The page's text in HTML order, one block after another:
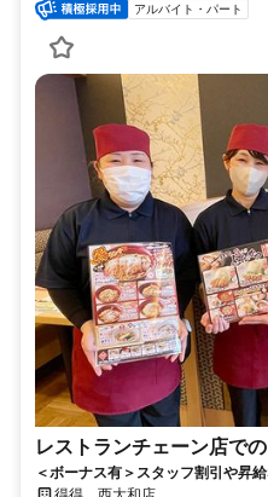
アルバイト・パート
レストランチェーン店で
＜ボーナス有＞スタッフ割引や昇